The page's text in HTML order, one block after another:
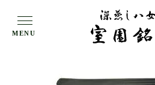
MENU
HOME
室園銘茶焙煎 黒豆茶150g袋入【メ